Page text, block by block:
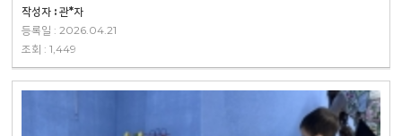
작성자 : 관*자
등록일 : 2026.04.21
조회 : 1,449